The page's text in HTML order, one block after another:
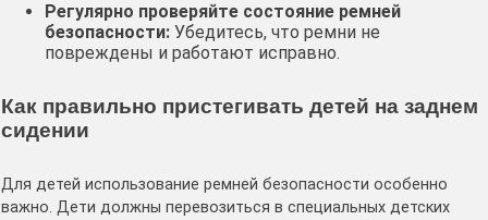
Регулярно проверяйте состояние ремней
безопасности: Убедитесь, что ремни не
повреждены и работают исправно.
Как правильно пристегивать детей на заднем
сидении
Для детей использование ремней безопасности особенно
важно. Дети должны перевозиться в специальных детских